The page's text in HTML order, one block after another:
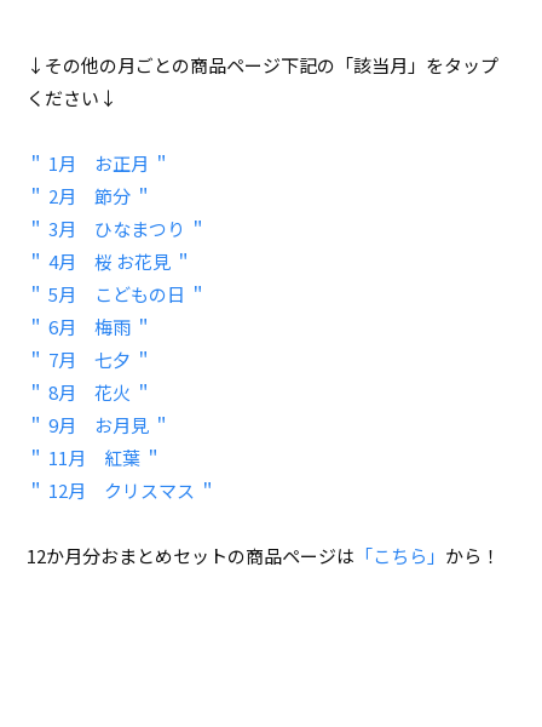
↓その他の月ごとの商品ページ下記の「該当月」をタップ
ください↓
＂ 1月 お正月 ＂
＂ 2月 節分 ＂
＂ 3月 ひなまつり ＂
＂ 4月 桜 お花見 ＂
＂ 5月 こどもの日 ＂
＂ 6月 梅雨 ＂
＂ 7月 七夕 ＂
＂ 8月 花火 ＂
＂ 9月 お月見 ＂
＂ 11月 紅葉 ＂
＂ 12月 クリスマス ＂
12か月分おまとめセットの商品ページは 「こちら」 から！